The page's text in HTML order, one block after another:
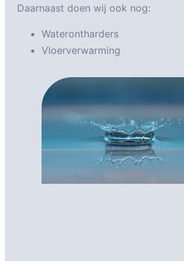
Daarnaast doen wij ook nog:
Waterontharders
Vloerverwarming